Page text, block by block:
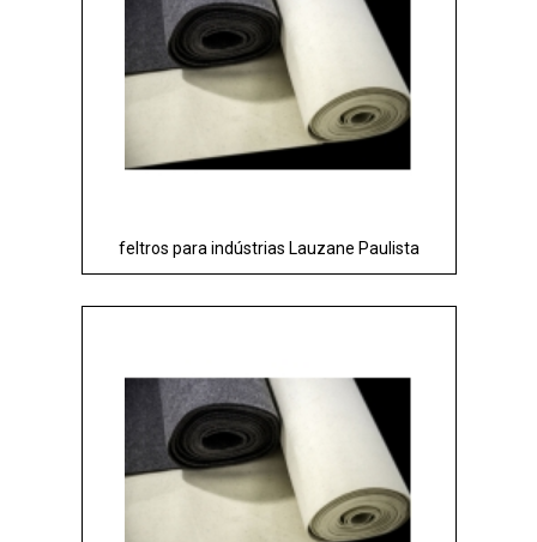
feltros para indústrias Lauzane Paulista